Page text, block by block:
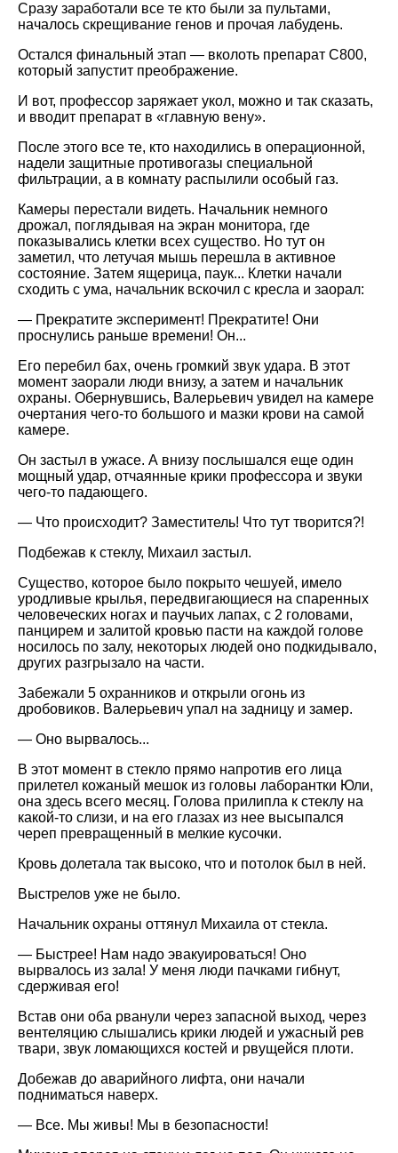
Сразу заработали все те кто были за пультами,
началось скрещивание генов и прочая лабудень.
Остался финальный этап — вколоть препарат С800,
который запустит преображение.
И вот, профессор заряжает укол, можно и так сказать,
и вводит препарат в «главную вену».
После этого все те, кто находились в операционной,
надели защитные противогазы специальной
фильтрации, а в комнату распылили особый газ.
Камеры перестали видеть. Начальник немного
дрожал, поглядывая на экран монитора, где
показывались клетки всех существо. Но тут он
заметил, что летучая мышь перешла в активное
состояние. Затем ящерица, паук... Клетки начали
сходить с ума, начальник вскочил с кресла и заорал:
— Прекратите эксперимент! Прекратите! Они
проснулись раньше времени! Он...
Его перебил бах, очень громкий звук удара. В этот
момент заорали люди внизу, а затем и начальник
охраны. Обернувшись, Валерьевич увидел на камере
очертания чего-то большого и мазки крови на самой
камере.
Он застыл в ужасе. А внизу послышался еще один
мощный удар, отчаянные крики профессора и звуки
чего-то падающего.
— Что происходит? Заместитель! Что тут творится?!
Подбежав к стеклу, Михаил застыл.
Существо, которое было покрыто чешуей, имело
уродливые крылья, передвигающиеся на спаренных
человеческих ногах и паучьих лапах, с 2 головами,
панцирем и залитой кровью пасти на каждой голове
носилось по залу, некоторых людей оно подкидывало,
других разгрызало на части.
Забежали 5 охранников и открыли огонь из
дробовиков. Валерьевич упал на задницу и замер.
— Оно вырвалось...
В этот момент в стекло прямо напротив его лица
прилетел кожаный мешок из головы лаборантки Юли,
она здесь всего месяц. Голова прилипла к стеклу на
какой-то слизи, и на его глазах из нее высыпался
череп превращенный в мелкие кусочки.
Кровь долетала так высоко, что и потолок был в ней.
Выстрелов уже не было.
Начальник охраны оттянул Михаила от стекла.
— Быстрее! Нам надо эвакуироваться! Оно
вырвалось из зала! У меня люди пачками гибнут,
сдерживая его!
Встав они оба рванули через запасной выход, через
вентеляцию слышались крики людей и ужасный рев
твари, звук ломающихся костей и рвущейся плоти.
Добежав до аварийного лифта, они начали
подниматься наверх.
— Все. Мы живы! Мы в безопасности!